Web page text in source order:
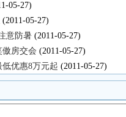
05-27)
(2011-05-27)
意防暑 (2011-05-27)
傲房交会 (2011-05-27)
优惠8万元起 (2011-05-27)